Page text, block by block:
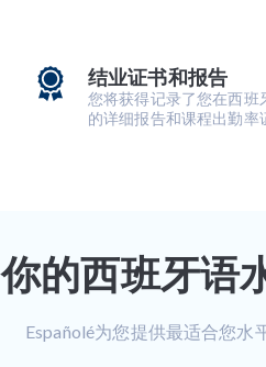
结业证书和报告
您将获得记录了您在西班
的详细报告和课程出勤率
你的西班牙语
Españolé为您提供最适合您水